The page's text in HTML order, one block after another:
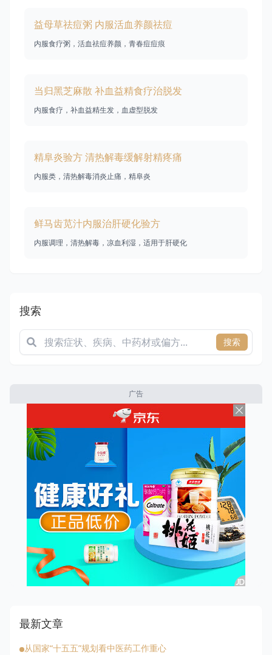
益母草祛痘粥 内服活血养颜祛痘
内服食疗粥，活血祛痘养颜，青春痘痘痕
当归黑芝麻散 补血益精食疗治脱发
内服食疗，补血益精生发，血虚型脱发
精阜炎验方 清热解毒缓解射精疼痛
内服类，清热解毒消炎止痛，精阜炎
鲜马齿苋汁内服治肝硬化验方
内服调理，清热解毒，凉血利湿，适用于肝硬化
搜索
搜索
广告
最新文章
从国家“十五五”规划看中医药工作重心